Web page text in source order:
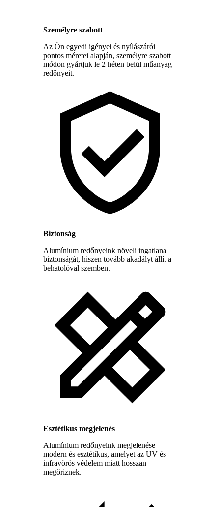
Személyre szabott
Az Ön egyedi igényei és nyílászárói
pontos méretei alapján, személyre szabott
módon gyártjuk le 2 héten belül műanyag
redőnyeit.
Biztonság
Alumínium redőnyeink növeli ingatlana
biztonságát, hiszen tovább akadályt állít a
behatolóval szemben.
Esztétikus megjelenés
Alumínium redőnyeink megjelenése
modern és esztétikus, amelyet az UV és
infravörös védelem miatt hosszan
megőriznek.